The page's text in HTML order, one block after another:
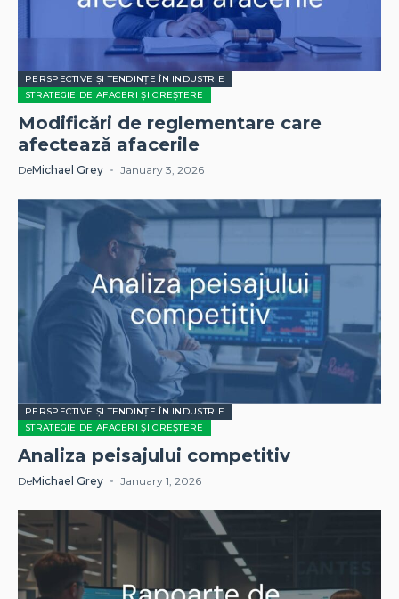
PERSPECTIVE ȘI TENDINȚE ÎN INDUSTRIE
STRATEGIE DE AFACERI ȘI CREȘTERE
Modificări de reglementare care
afectează afacerile
DeMichael Grey January 3, 2026
PERSPECTIVE ȘI TENDINȚE ÎN INDUSTRIE
STRATEGIE DE AFACERI ȘI CREȘTERE
Analiza peisajului competitiv
DeMichael Grey January 1, 2026